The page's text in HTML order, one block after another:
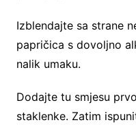
Izblendajte sa strane
papričica s dovoljno
nalik umaku.
Dodajte tu smjesu
staklenke. Zatim